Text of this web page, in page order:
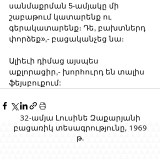
սանմաքրման 5-ամյակը մի
շաբաթում կատարենք ու
գերակատարենք։ Դե, բախտներդ
փորձեք»,- բացականչեց նա։
Ալիեւի դիմաց այսպես
աքլորացիր,- խորհուրդ են տալիս
ֆեյսբուքում:
32-ամյա Լուսինե Զաքարյանի
բացառիկ տեսագրությունը, 1969
թ.